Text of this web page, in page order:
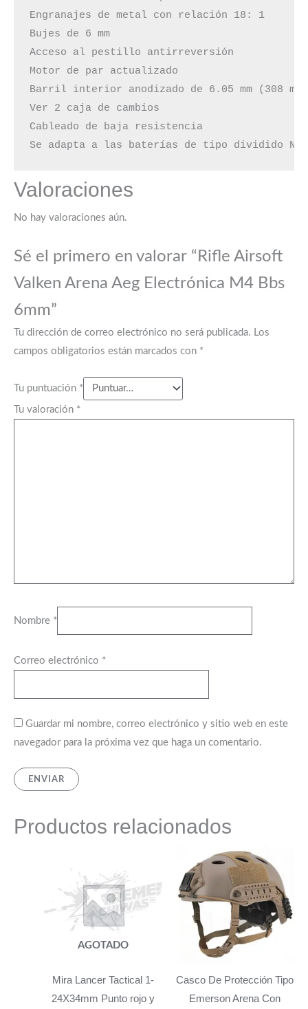
Engranajes de metal con relación 18: 1
Bujes de 6 mm
Acceso al pestillo antirreversión
Motor de par actualizado
Barril interior anodizado de 6.05 mm (308
Ver 2 caja de cambios
Cableado de baja resistencia
Se adapta a las baterías de tipo dividido
Valoraciones
No hay valoraciones aún.
Sé el primero en valorar “Rifle Airsoft
Valken Arena Aeg Electrónica M4 Bbs
6mm”
Tu dirección de correo electrónico no será publicada. Los
campos obligatorios están marcados con *
Tu puntuación *
Tu valoración *
Nombre *
Correo electrónico *
Guardar mi nombre, correo electrónico y sitio web en este
navegador para la próxima vez que haga un comentario.
Productos relacionados
AGOTADO
Mira Lancer Tactical 1-
24X34mm Punto rojo y
Casco De Protección Tipo
Emerson Arena Con